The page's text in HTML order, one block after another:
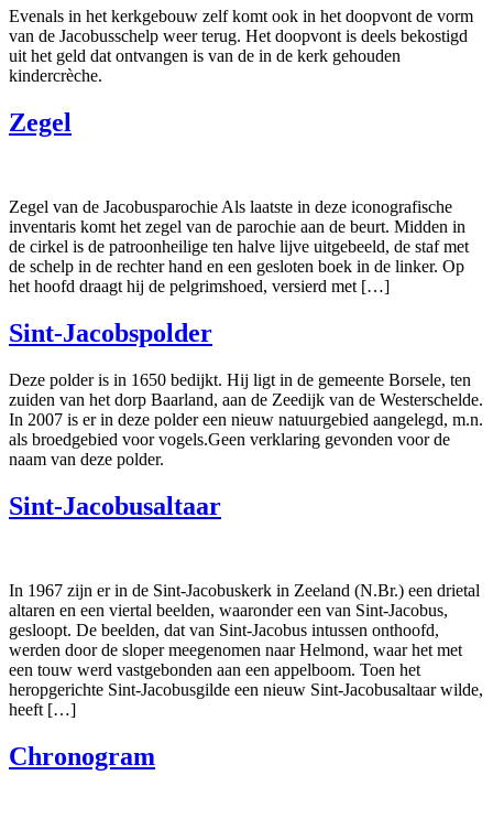
Evenals in het kerkgebouw zelf komt ook in het doopvont de vorm
van de Jacobusschelp weer terug. Het doopvont is deels bekostigd
uit het geld dat ontvangen is van de in de kerk gehouden
kindercrèche.
Zegel
Zegel van de Jacobusparochie Als laatste in deze iconografische
inventaris komt het zegel van de parochie aan de beurt. Midden in
de cirkel is de patroonheilige ten halve lijve uitgebeeld, de staf met
de schelp in de rechter hand en een gesloten boek in de linker. Op
het hoofd draagt hij de pelgrimshoed, versierd met […]
Sint-Jacobspolder
Deze polder is in 1650 bedijkt. Hij ligt in de gemeente Borsele, ten
zuiden van het dorp Baarland, aan de Zeedijk van de Westerschelde.
In 2007 is er in deze polder een nieuw natuurgebied aangelegd, m.n.
als broedgebied voor vogels.Geen verklaring gevonden voor de
naam van deze polder.
Sint-Jacobusaltaar
In 1967 zijn er in de Sint-Jacobuskerk in Zeeland (N.Br.) een drietal
altaren en een viertal beelden, waaronder een van Sint-Jacobus,
gesloopt. De beelden, dat van Sint-Jacobus intussen onthoofd,
werden door de sloper meegenomen naar Helmond, waar het met
een touw werd vastgebonden aan een appelboom. Toen het
heropgerichte Sint-Jacobusgilde een nieuw Sint-Jacobusaltaar wilde,
heeft […]
Chronogram